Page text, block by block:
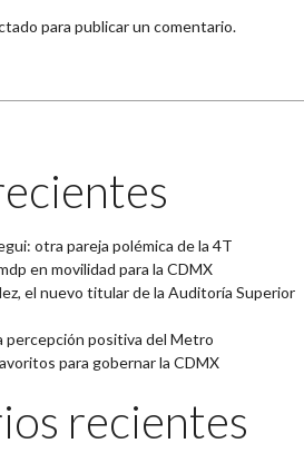
para publicar un comentario.
otra pareja polémica de la 4T
en movilidad para la CDMX
el nuevo titular de la Auditoría Superior
percepción positiva del Metro
para gobernar la CDMX
recientes